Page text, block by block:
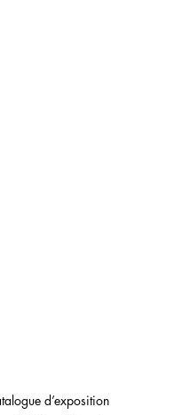
d’exposition